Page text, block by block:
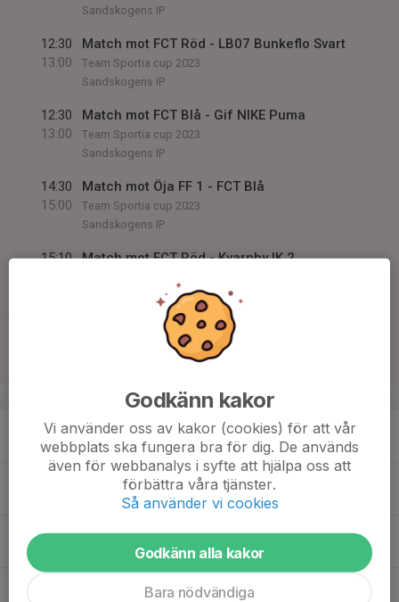
Sandskogens IP
12:30
13:00
Match mot FCT Röd - LB07 Bunkeflo Svart
Team Sportia cup 2023
Sandskogens IP
12:30
13:00
Match mot FCT Blå - Gif NIKE Puma
Team Sportia cup 2023
Sandskogens IP
14:30
15:00
Match mot Öja FF 1 - FCT Blå
Team Sportia cup 2023
Sandskogens IP
15:10
Match mot FCT Röd - Kvarnby IK 2
Sandskogens IP
Match mot Dalby GIF Blå - FCT Blå
Team Sportia cup 2023
v.33
18:00
19:15
Träning
Västerevångs IP
Extra träning
Köpinge Konstgräsplan
Ons
Godkänn kakor
Vi använder oss av kakor (cookies) för att vår
webbplats ska fungera bra för dig. De används
även för webbanalys i syfte att hjälpa oss att
förbättra våra tjänster.
Så använder vi cookies
Godkänn alla kakor
Bara nödvändiga